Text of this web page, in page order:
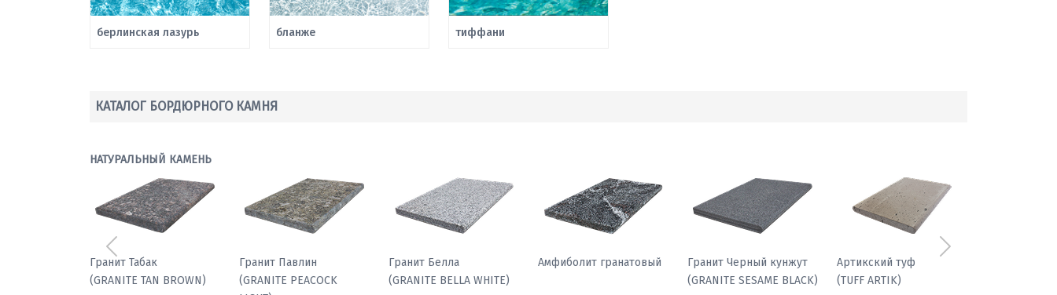
берлинская лазурь бланже тиффани
КАТАЛОГ БОРДЮРНОГО КАМНЯ
НАТУРАЛЬНЫЙ КАМЕНЬ
Мрамор паллодио
Гранит Табак
(GRANITE TAN BROWN)
Гранит Павлин
(GRANITE PEACOCK
Гранит Белла
Амфиболит гранатовый
Гранит Черный кунжут
(GRANITE SESAME BLACK)
Предыдущий Следующий